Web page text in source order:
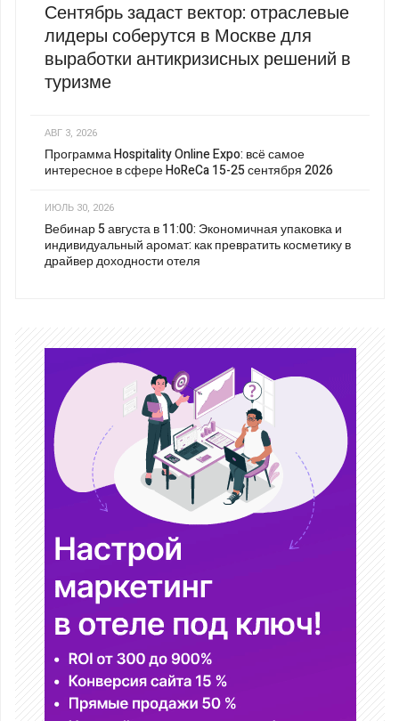
Сентябрь задаст вектор: отраслевые
лидеры соберутся в Москве для
выработки антикризисных решений в
туризме
АВГ 3, 2026
Программа Hospitality Online Expo: всё самое
интересное в сфере HoReCa 15-25 сентября 2026
ИЮЛЬ 30, 2026
Вебинар 5 августа в 11:00: Экономичная упаковка и
индивидуальный аромат: как превратить косметику в
драйвер доходности отеля